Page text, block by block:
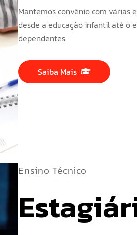
Mantemos convênio com várias
desde a educação infantil até o
dependentes.
Saiba Mais
Ensino Técnico